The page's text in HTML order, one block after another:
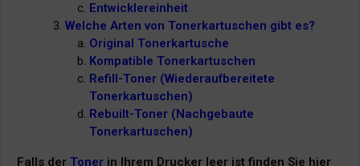
Entwicklereinheit
Welche Arten von Tonerkartuschen gibt es?
Original Tonerkartusche
Kompatible Tonerkartuschen
Refill-Toner (Wiederaufbereitete
Tonerkartuschen)
Rebuilt-Toner (Nachgebaute
Tonerkartuschen)
Falls der Toner in Ihrem Drucker leer ist finden Sie hier